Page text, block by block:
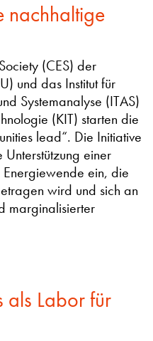
nachhaltige
(CES) der
und das Institut für
Systemanalyse (ITAS)
(KIT) starten die
lead“. Die Initiative
Unterstützung einer
ein, die
wird und sich an
marginalisierter
als Labor für